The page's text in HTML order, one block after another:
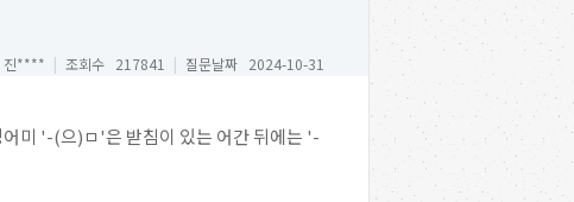
진**** | 조회수 217841 | 질문날짜 2024-10-31
미 '-(으)ㅁ'은 받침이 있는 어간 뒤에는 '-